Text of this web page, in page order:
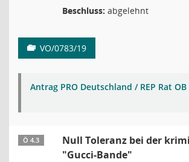
Beschluss: abgelehnt
VO/0783/19
Antrag PRO Deutschland / REP Rat OB
Ö 4.3
Null Toleranz bei der
"Gucci-Bande"